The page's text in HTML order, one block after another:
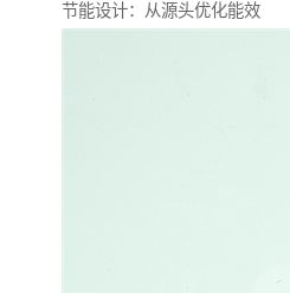
节能设计：从源头优化能效